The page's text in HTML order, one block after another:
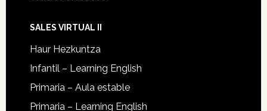
SALES VIRTUAL II
Haur Hezkuntza
Infantil – Learning English
Primaria – Aula estable
Primaria – Learning English